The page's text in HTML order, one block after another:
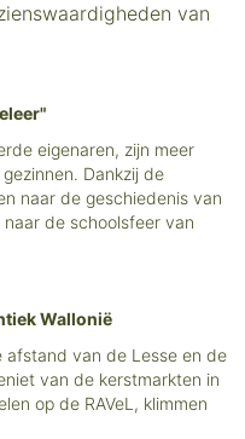
van
eigenaren, zijn meer
Dankzij de
naar de geschiedenis van
de schoolsfeer van
Wallonië
afstand van de Lesse en de
van de kerstmarkten in
op de RAVeL, klimmen